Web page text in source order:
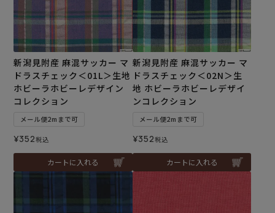
新潟見附産 麻混サッカー マ
ドラスチェック＜01L＞生地
ホビーラホビーレデザイン
コレクション
メール便2mまで可
¥352税込
カートに入れる
新潟見附産 麻混サッカー マ
ドラスチェック＜02N＞生
地 ホビーラホビーレデザイ
ンコレクション
メール便2mまで可
¥352税込
カートに入れる